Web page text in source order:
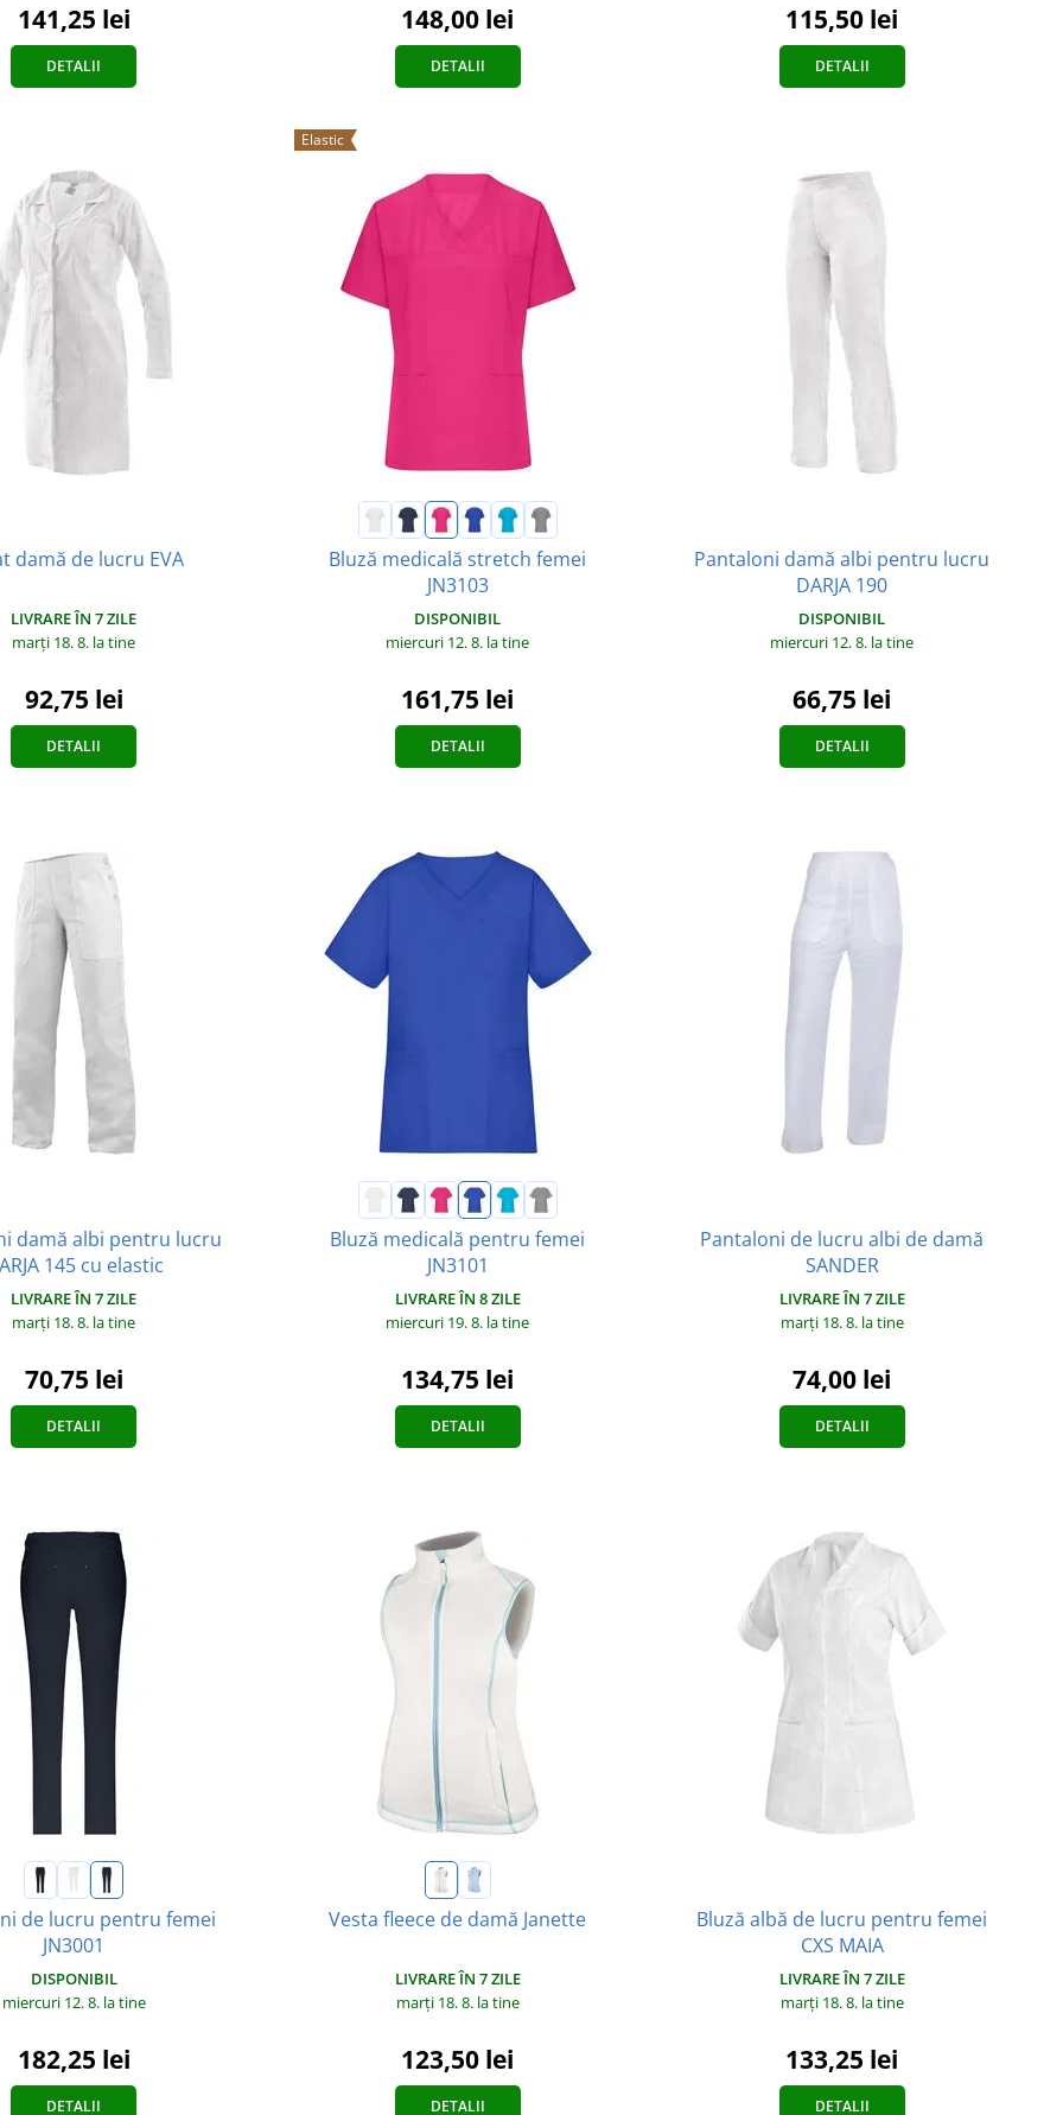
141,25 lei
DETALII
148,00 lei
DETALII
115,50 lei
DETALII
damă de lucru EVA
LIVRARE ÎN 7 ZILE
marți 18. 8. la tine
92,75 lei
DETALII
Elastic
Bluză medicală stretch femei
JN3103
DISPONIBIL
miercuri 12. 8. la tine
161,75 lei
DETALII
Pantaloni damă albi pentru lucru
DARJA 190
DISPONIBIL
miercuri 12. 8. la tine
66,75 lei
DETALII
damă albi pentru lucru
145 cu elastic
LIVRARE ÎN 7 ZILE
marți 18. 8. la tine
70,75 lei
DETALII
Bluză medicală pentru femei
JN3101
LIVRARE ÎN 8 ZILE
miercuri 19. 8. la tine
134,75 lei
DETALII
Pantaloni de lucru albi de damă
SANDER
LIVRARE ÎN 7 ZILE
marți 18. 8. la tine
74,00 lei
DETALII
de lucru pentru femei
JN3001
DISPONIBIL
miercuri 12. 8. la tine
182,25 lei
DETALII
Vesta fleece de damă Janette
LIVRARE ÎN 7 ZILE
marți 18. 8. la tine
123,50 lei
DETALII
Bluză albă de lucru pentru femei
CXS MAIA
LIVRARE ÎN 7 ZILE
marți 18. 8. la tine
133,25 lei
DETALII